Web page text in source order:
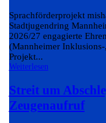
Sprachförderprojekt
Stadtjugendring
2026/27 engagierte
(Mannheimer
Projekt...
Weiterlesen
Streit um
Zeugenaufruf